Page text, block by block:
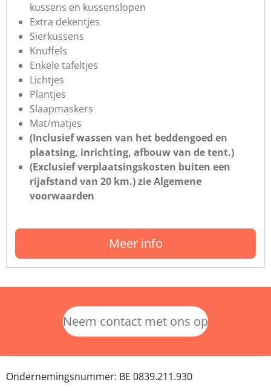
kussens en kussenslopen
Extra dekentjes
Sierkussens
Knuffels
Enkele tafeltjes
Lichtjes
Plantjes
Slaapmaskers
Mat/matjes
(Inclusief wassen van het beddengoed en
plaatsing, inrichting, afbouw van de tent.)
(Exclusief verplaatsingskosten buiten een
rijafstand van 20 km.) zie Algemene
voorwaarden
Meer info
Neem contact met ons op
Ondernemingsnummer: BE 0839.211.930